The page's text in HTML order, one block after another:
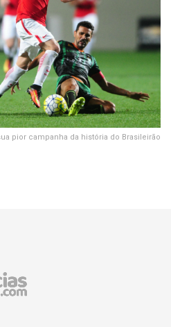
pior campanha da história do Brasileirão